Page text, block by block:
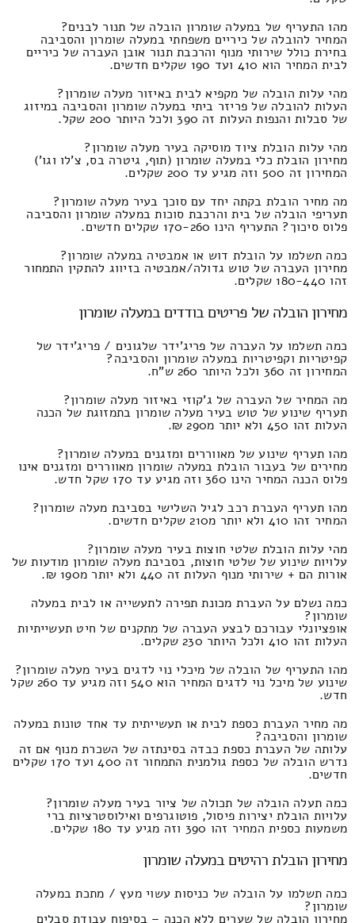
מהו התעריף של במעלה שומרון הובלה של תנור לבנים?
המחיר להובלה של כיריים משפחתי במעלה שומרון והסביבה
בחירת כולל שירותי מנוף והרכבת תנור אובן העברה של כיריים
לבית המחיר הוא 410 ועד 190 שקלים חדשים.
מהי עלות הובלה של מקפיא לבית באיזור מעלה שומרון?
העלות להובלה של פריזר ביתי במעלה שומרון והסביבה במיזוג
של סבלות והנפות העלות זה 390 ולכל היותר 200 שקל.
מהי עלות הובלת ציוד מוסיקה בעיר מעלה שומרון?
מחירון הובלת כלי במעלה שומרון (תוף, גיטרה בס, צ'לו וגו')
המחירון זה 500 וזה מגיע עד 200 שקלים.
מה מחיר הובלת בקתה יחד עם סוכך בעיר מעלה שומרון?
תעריפי הובלה של בית והרכבת סוכות במעלה שומרון והסביבה
פלוס סיכוך? התעריף הינו 170-260 שקלים חדשים.
כמה תשלמו על הובלת דוש או אמבטיה במעלה שומרון?
מחירון העברה של טוש גדולה/אמבטיה בזיווג להתקין התמחור
זהו 180-440 שקלים.
מחירון הובלה של פריטים בודדים במעלה שומרון
כמה תשלמו על העברה של פריג'ידר שלגונים / פריג'ידר של
קפיטריות וקפיטריות במעלה שומרון והסביבה?
המחירון זה 360 ולכל היותר 260 ש"ח.
מה המחיר של העברה של ג'קוזי באיזור מעלה שומרון?
תעריף שינוע של טוש בעיר מעלה שומרון בתמזוגת של הכנה
העלות זהו 450 ולא יותר מ290 ₪.
מהו תעריף שינוע של מאווררים ומזגנים במעלה שומרון?
מחירים של בעבור הובלת במעלה שומרון מאווררים ומזגנים אינו
פלוס הכנה המחיר הינו 360 וזה מגיע עד 170 שקל חדש.
מהו תעריף העברת רכב לגיל השלישי בסביבת מעלה שומרון?
המחיר זהו 410 ולא יותר מ210 שקלים חדשים.
מהי עלות הובלת שלטי חוצות בעיר מעלה שומרון?
עלויות שינוע של שלטי חוצות, בסביבת מעלה שומרון מודעות של
אורות הם + שירותי מנוף העלות זה 440 ולא יותר מ190 ₪.
כמה נשלם על העברת מכונת תפירה לתעשייה או לבית במעלה
שומרון?
אופציונלי עבורכם לבצע העברה של מתקנים של חיט תעשייתיות
העלות זהו 410 ולכל היותר 230 שקלים.
מהו התעריף של הובלה של מיכלי נוי לדגים בעיר מעלה שומרון?
שינוע של מיכל נוי לדגים המחיר הוא 540 וזה מגיע עד 260 שקל
חדש.
מה מחיר העברת כספת לבית או תעשייתית עד אחד טונות במעלה
שומרון והסביבה?
עלותה של העברת כספת כבדה בסינתזה של השכרת מנוף אם זה
נדרש הובלה של כספת גולמנית התמחור זה 400 ועד 170 שקלים
חדשים.
כמה תעלה הובלה של תכולה של ציור בעיר מעלה שומרון?
עלויות הובלת יצירות פיסול, פוטוגרפים ואילוסטרציות ברי
משמעות כספית המחיר זהו 390 וזה מגיע עד 180 שקלים.
מחירון הובלת רהיטים במעלה שומרון
כמה תשלמו על הובלה של כניסות עשוי מעץ / מתכת במעלה
שומרון?
מחירון הובלה של שערים ללא הכנה – בסיפוח עבודת סבלים